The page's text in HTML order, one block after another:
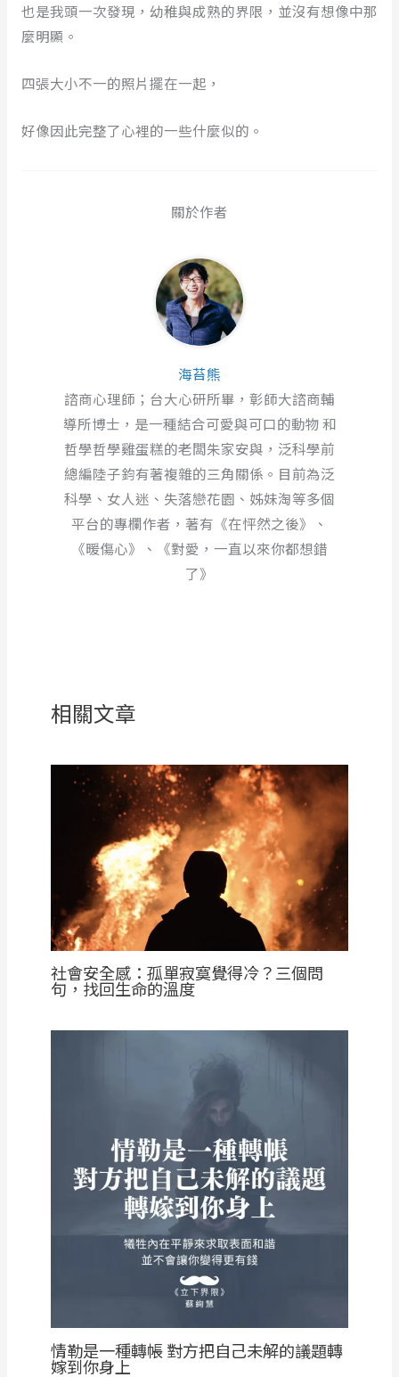
也是我頭一次發現，幼稚與成熟的界限，並沒有想像中那
麼明顯。
四張大小不一的照片擺在一起，
好像因此完整了心裡的一些什麼似的。
關於作者
海苔熊
諮商心理師；台大心研所畢，彰師大諮商輔
導所博士，是一種結合可愛與可口的動物 和
哲學哲學雞蛋糕的老闆朱家安與，泛科學前
總編陸子鈞有著複雜的三角關係。目前為泛
科學、女人迷、失落戀花園、姊妹淘等多個
平台的專欄作者，著有《在怦然之後》、
《暖傷心》、《對愛，一直以來你都想錯
了》
相關文章
社會安全感：孤單寂寞覺得冷？三個問
句，找回生命的溫度
情勒是一種轉帳 對方把自己未解的議題轉
嫁到你身上